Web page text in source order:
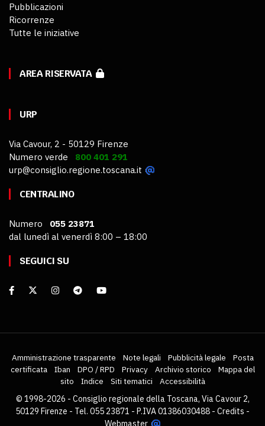
Pubblicazioni
Ricorrenze
Tutte le iniziative
AREA RISERVATA
URP
Via Cavour, 2 - 50129 Firenze
Numero verde 800 401 291
urp@consiglio.regione.toscana.it
CENTRALINO
Numero 055 23871
dal lunedì al venerdì 8:00 – 18:00
SEGUICI SU
Amministrazione trasparente Note legali Pubblicità legale
Posta
certificata
Iban DPO / RPD Privacy Archivio storico
Mappa del
sito
Indice Siti tematici
Accessibilità
© 1998-2026 - Consiglio regionale della Toscana, Via Cavour 2,
50129 Firenze - Tel. 055 23871 - P.IVA 01386030488 - Credits -
Webmaster